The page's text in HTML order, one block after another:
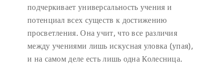
подчеркивает универсальность учения и
потенциал всех существ к достижению
просветления. Она учит, что все различия
между учениями лишь искусная уловка (упая),
и на самом деле есть лишь одна Колесница.